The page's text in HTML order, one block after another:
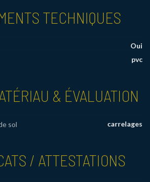
TECHNIQUES
Oui
pvc
& ÉVALUATION
sol carrelages
/ ATTESTATIONS